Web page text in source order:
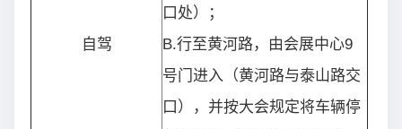
自驾
口处）；
B.行至黄河路，由会展中心9
号门进入（黄河路与泰山路交
口），并按大会规定将车辆停